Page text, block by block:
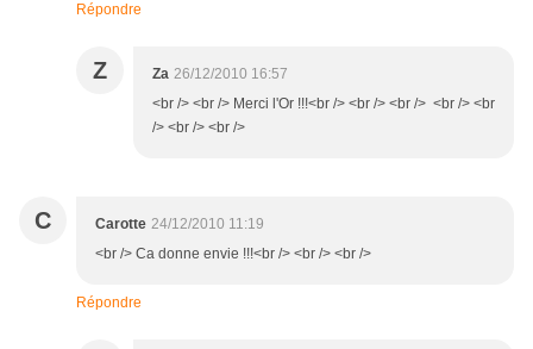
Répondre
Z Za 26/12/2010 16:57
<br /> <br /> Merci l'Or !!!<br /> <br /> <br /> <br /> <br
/> <br /> <br />
C Carotte 24/12/2010 11:19
<br /> Ca donne envie !!!<br /> <br /> <br />
Répondre